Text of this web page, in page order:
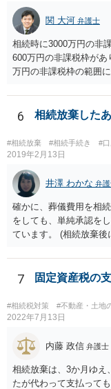
関 大河 弁護士
相続時に3000万円の非
600万円の非課税枠が
万円の非課税枠の範囲
範囲となります。 一般
また、全員で相続して
こともできます。この
0万円分使えます。 父
で相続する際は、4800
亡くなってから相続す
るより非課税の枠が減
いうことになります。
んので、一度相談して
6 相続放棄した
#相続放棄 #相続手続き #
2019年2月13日
井澤 わかな 弁
確かに、葬儀費用を相
をしても、単純承認を
ています。 (相続放棄
述の手続ということだ
いということではなく
る程度の金額に留まる
に葬儀費用を支出する
ば相続財産から支出し
7 固定資産税の
#相続税対策 #不動産・土地
2022年7月13日
内藤 政信 弁護士
相続放棄は、3か月ゆえ
たが代わって支払って